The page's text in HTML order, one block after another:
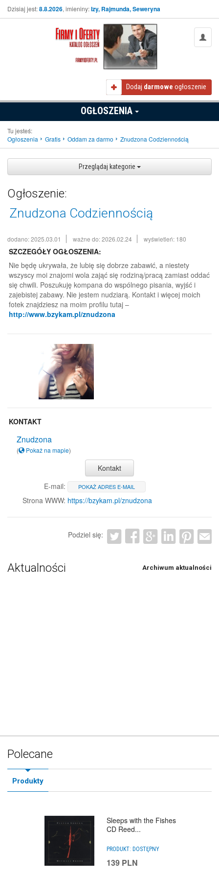
Dzisiaj jest:8.8.2026, imieniny:Izy, Rajmunda, Seweryna
Dodaj darmowe ogłoszenie
OGŁOSZENIA
Tu jesteś:
Ogłoszenia
Gratis Oddam za darmo Znudzona Codziennością
Przeglądaj kategorie
Ogłoszenie:
Znudzona Codziennością
dodano: 2025.03.01 ważne do: 2026.02.24 wyświetleń: 180
SZCZEGÓŁY OGŁOSZENIA:
Nie będę ukrywała, że lubię się dobrze zabawić, a niestety
wszyscy moi znajomi wola zająć się rodziną/pracą zamiast oddać
się chwili. Poszukuję kompana do wspólnego pisania, wyjść i
zajebistej zabawy. Nie jestem nudziarą. Kontakt i więcej moich
fotek znajdziesz na moim profilu tutaj –
http://www.bzykam.pl/znudzona
KONTAKT
Znudzona
( Pokaż na mapie)
Kontakt
E-mail:
POKAŻ ADRES E-MAIL
Strona WWW: https://bzykam.pl/znudzona
Podziel się:
Aktualności Archiwum aktualności
Polecane
Produkty
Sleeps with the Fishes
CD Reed...
PRODUKT: DOSTĘPNY
139 PLN